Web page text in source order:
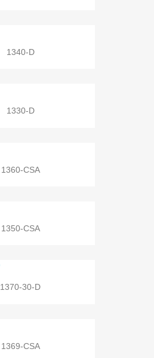
1340-D
1330-D
1360-CSA
1350-CSA
1370-30-D
1369-CSA